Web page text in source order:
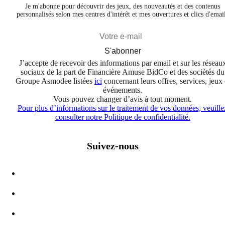
Je m'abonne pour découvrir des jeux, des nouveautés et des contenus
personnalisés selon mes centres d'intérêt et mes ouvertures et clics
S'abonner
J’accepte de recevoir des informations par email et sur les
sociaux de la part de Financière Amuse BidCo et des sociétés du
Groupe Asmodee listées ici concernant leurs offres, services, jeux
événements.
Vous pouvez changer d’avis à tout moment.
Pour plus d’informations sur le traitement de vos données,
consulter notre Politique de confidentialité.
Suivez-nous